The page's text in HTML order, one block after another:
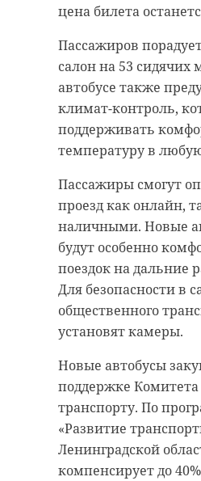
цена билета
Пассажиров
салон на 53 сидячих
автобусе также
климат-контроль,
поддерживать
температуру в
Пассажиры смогут
проезд как онлайн,
наличными. Новые
будут особенно
поездок на дальние
Для безопасности в
общественного
установят камеры.
Новые автобусы
поддержке
транспорту. По
«Развитие
Ленинградской
компенсирует до